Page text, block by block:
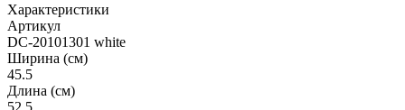
Характеристики
Артикул
DC-20101301 white
Ширина (см)
45.5
Длина (см)
52.5